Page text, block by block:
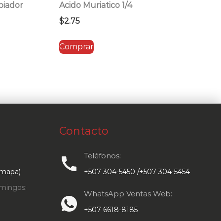
Acido Muriatico 1/4
$2.75
Comprar
Contacto
call Teléfonos:
+507 304-5450 /+507 304-5454
WhatsApp Ventas Web:
+507 6618-8185